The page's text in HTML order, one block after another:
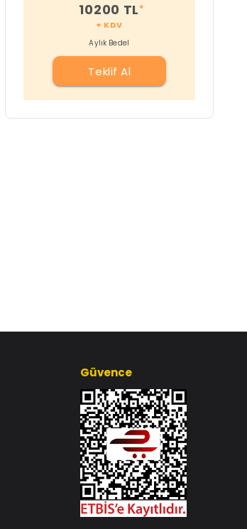
10200 TL*
+ KDV
Aylık Bedel
Teklif Al
Güvence